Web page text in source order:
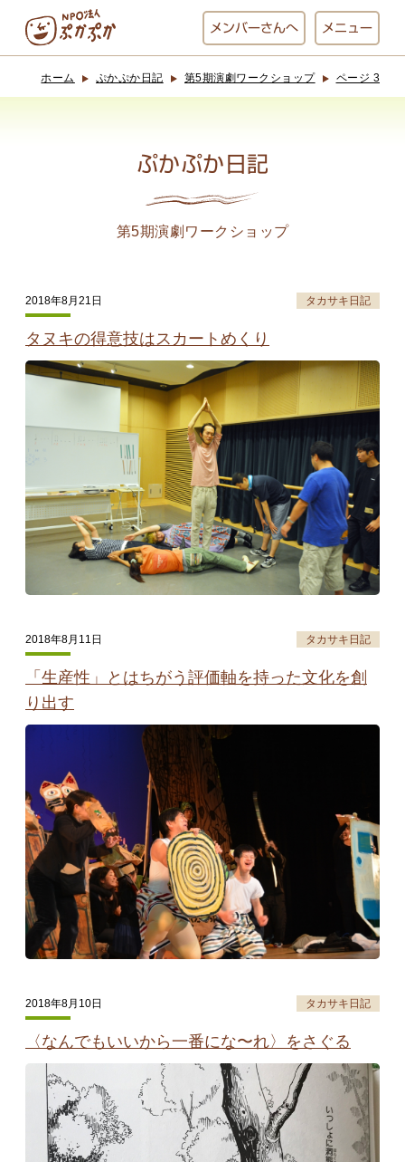
メンバーさんへ メニュー
おひるごはん
お休み中
アート屋
わんど
でんぱた
お知らせ ぷかぷか日記
アクセス 採用情報
お問い合わせ
ホーム ぷかぷか日記 第5期演劇ワークショップ ページ 3
ぷかぷか日記
第5期演劇ワークショップ
2018年8月21日 タカサキ日記
タヌキの得意技はスカートめくり
2018年8月11日 タカサキ日記
「生産性」とはちがう評価軸を持った文化を創
り出す
2018年8月10日 タカサキ日記
〈なんでもいいから一番にな〜れ〉をさぐる